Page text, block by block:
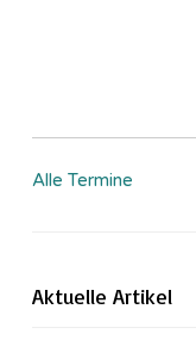
Alle Termine
Aktuelle Artikel